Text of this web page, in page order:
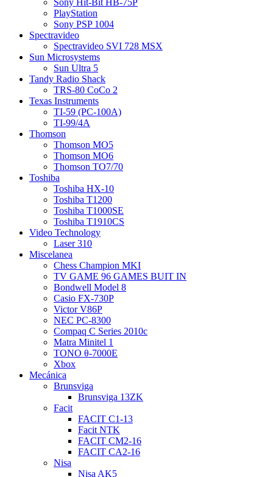
Sony Hit-Bit HB-75P
PlayStation
Sony PSP 1004
Spectravideo
Spectravideo SVI 728 MSX
Sun Microsystems
Sun Ultra 5
Tandy Radio Shack
TRS-80 CoCo 2
Texas Instruments
TI-59 (PC-100A)
TI-99/4A
Thomson
Thomson MO5
Thomson MO6
Thomson TO7/70
Toshiba
Toshiba HX-10
Toshiba T1200
Toshiba T1000SE
Toshiba T1910CS
Video Technology
Laser 310
Miscelanea
Chess Champion MKI
TV GAME 96 GAMES BUIT IN
Bondwell Model 8
Casio FX-730P
Victor V86P
NEC PC-8300
Compaq C Series 2010c
Matra Minitel 1
TONO θ-7000E
Xbox
Mecánica
Brunsviga
Brunsviga 13ZK
Facit
FACIT C1-13
Facit NTK
FACIT CM2-16
FACIT CA2-16
Nisa
Nisa AK5